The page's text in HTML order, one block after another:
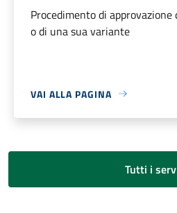
Procedimento di
o di una sua variante
VAI ALLA PAGINA
Tutti i